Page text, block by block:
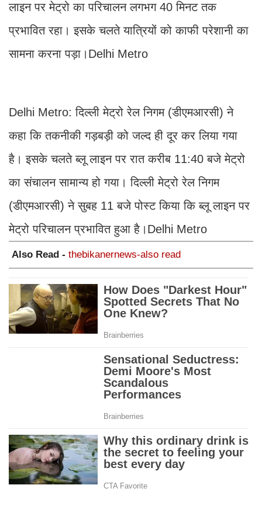
लाइन पर मेट्रो का परिचालन लगभग 40 मिनट तक
प्रभावित रहा। इसके चलते यात्रियों को काफी परेशानी का
सामना करना पड़ा।Delhi Metro
Delhi Metro: दिल्ली मेट्रो रेल निगम (डीएमआरसी) ने
कहा कि तकनीकी गड़बड़ी को जल्द ही दूर कर लिया गया
है। इसके चलते ब्लू लाइन पर रात करीब 11:40 बजे मेट्रो
का संचालन सामान्य हो गया। दिल्ली मेट्रो रेल निगम
(डीएमआरसी) ने सुबह 11 बजे पोस्ट किया कि ब्लू लाइन पर
मेट्रो परिचालन प्रभावित हुआ है।Delhi Metro
Also Read - thebikanernews-also read